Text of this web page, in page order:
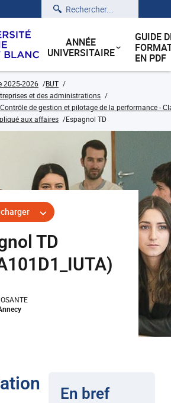
Rechercher
ANNÉE
UNIVERSITAIRE
GUIDE
EN PDF
2025-2026
BUT
et des administrations
Contrôle de gestion et pilotage de la performance -
aux affaires
Espagnol TD
TD
En bref